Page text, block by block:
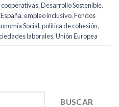
cooperativas,Desarrollo Sostenible,
,empleo inclusivo,Fondos
Social,política de cohesión,
laborales,Unión Europea
BUSCAR